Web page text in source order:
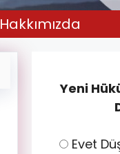
Hakkımızda
Yeni
Evet